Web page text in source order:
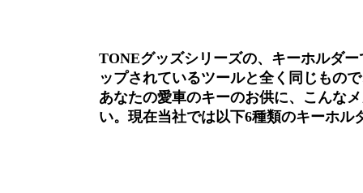
TONEグッズシリーズの、キーホルダ
ップされているツールと全く同じもの
あなたの愛車のキーのお供に、こんな
い。現在当社では以下6種類のキーホル